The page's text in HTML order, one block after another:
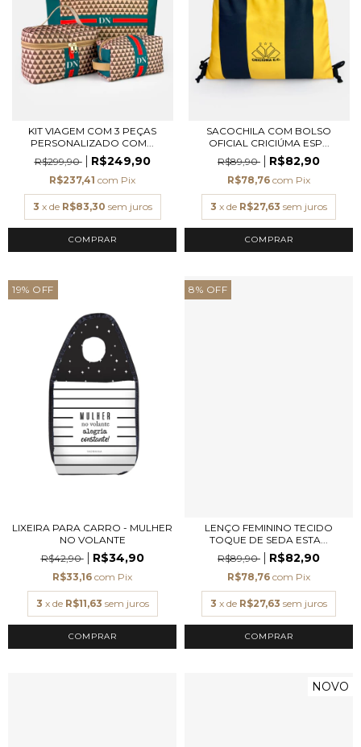
KIT VIAGEM COM 3 PEÇAS
PERSONALIZADO COM...
R$299,90
R$249,90
R$237,41 com Pix
3 x de R$83,30 sem juros
SACOCHILA COM BOLSO
OFICIAL CRICIÚMA ESP...
R$89,90
R$82,90
R$78,76 com Pix
3 x de R$27,63 sem juros
19% OFF
LIXEIRA PARA CARRO - MULHER
NO VOLANTE
R$42,90
R$34,90
R$33,16 com Pix
3 x de R$11,63 sem juros
8% OFF
LENÇO FEMININO TECIDO
TOQUE DE SEDA ESTA...
R$89,90
R$82,90
R$78,76 com Pix
3 x de R$27,63 sem juros
COMPRAR
NOVO